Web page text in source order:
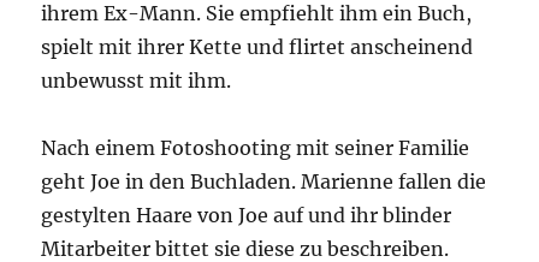
ihrem Ex-Mann. Sie empfiehlt ihm ein Buch,
spielt mit ihrer Kette und flirtet anscheinend
unbewusst mit ihm.
Nach einem Fotoshooting mit seiner Familie
geht Joe in den Buchladen. Marienne fallen die
gestylten Haare von Joe auf und ihr blinder
Mitarbeiter bittet sie diese zu beschreiben.